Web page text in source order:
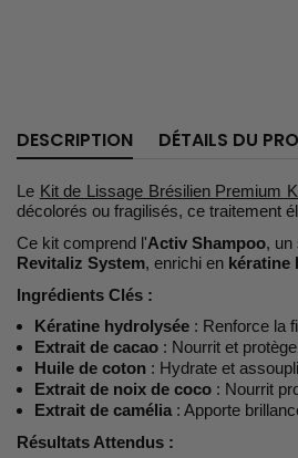
DESCRIPTION DÉTAILS DU
Le Kit de Lissage Brésilien Premium
décolorés ou fragilisés, ce traitement
Ce kit comprend l'Activ Shampoo, un
Revitaliz System, enrichi en kératine
Ingrédients Clés :
Kératine hydrolysée : Renforce la
Extrait de cacao : Nourrit et
Huile de coton : Hydrate et
Extrait de noix de coco : Nourrit
Extrait de camélia : Apporte
Résultats Attendus :